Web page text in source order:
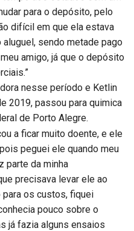
para o depósito, pelo
difícil em que ela estava
sendo metade pago
amigo, já que o depósito
nesse período e Ketlin
2019, passou para quimica
de Porto Alegre.
a ficar muito doente, e ele
peguei ele quando meu
parte da minha
precisava levar ele ao
para os custos, fiquei
pouco sobre o
já fazia alguns ensaios